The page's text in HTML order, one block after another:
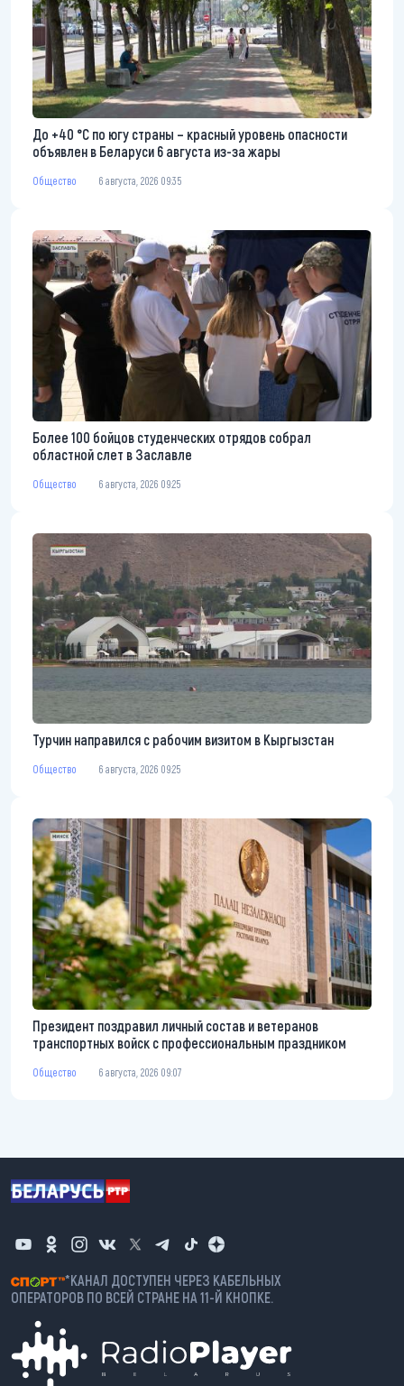
До +40 °С по югу страны – красный уровень опасности
объявлен в Беларуси 6 августа из-за жары
Общество 6 августа, 2026 09:35
Более 100 бойцов студенческих отрядов собрал
областной слет в Заславле
Общество 6 августа, 2026 09:25
Турчин направился с рабочим визитом в Кыргызстан
Общество 6 августа, 2026 09:25
Президент поздравил личный состав и ветеранов
транспортных войск с профессиональным праздником
Общество 6 августа, 2026 09:07
*КАНАЛ ДОСТУПЕН ЧЕРЕЗ КАБЕЛЬНЫХ
ОПЕРАТОРОВ ПО ВСЕЙ СТРАНЕ НА 11-Й КНОПКЕ.